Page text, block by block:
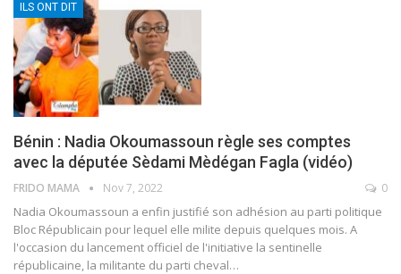
ILS ONT DIT
Bénin : Nadia Okoumassoun règle ses comptes
avec la députée Sèdami Mèdégan Fagla (vidéo)
FRIDO MAMA Nov 7, 2022 0
Nadia Okoumassoun a enfin justifié son adhésion au parti politique
Bloc Républicain pour lequel elle milite depuis quelques mois. A
l'occasion du lancement officiel de l'initiative la sentinelle
républicaine, la militante du parti cheval…